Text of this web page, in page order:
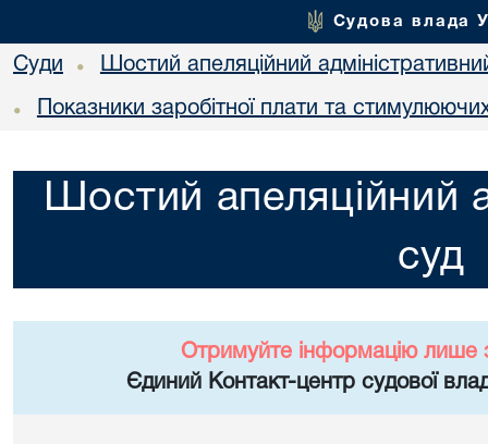
Судова влада
Суди • Шостий апеляційний
• Показники заробітної плати та
Шостий апеляційний
суд
Отримуйте інформацію лише
Єдиний Контакт-центр судової